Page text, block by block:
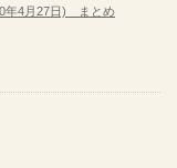
年4月27日) まとめ